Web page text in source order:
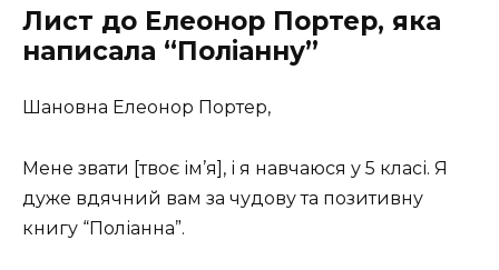
Лист до Елеонор Портер, яка
написала “Поліанну”
Шановна Елеонор Портер,
Мене звати [твоє ім’я], і я навчаюся у 5 класі. Я
дуже вдячний вам за чудову та позитивну
книгу “Поліанна”.